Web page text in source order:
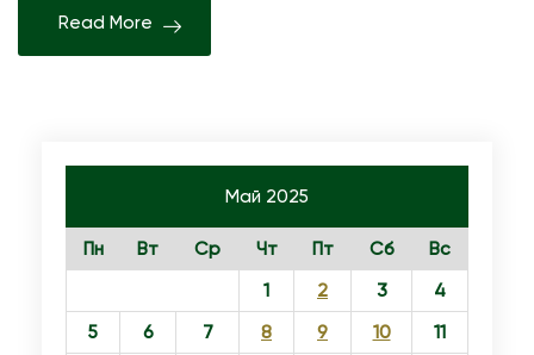
н
д
Read More
Май 2025
Пн Вт Ср Чт Пт Сб
Вс
1
2 3
4
5
6 7 8 9 10
11